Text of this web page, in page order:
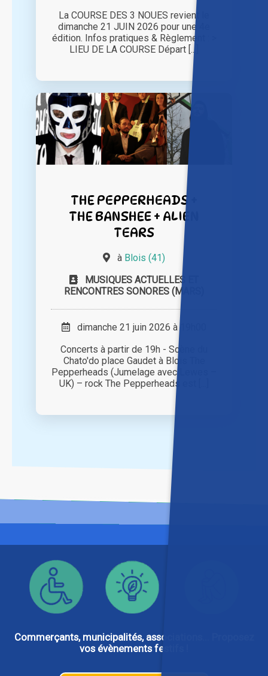
La COURSE DES 3 NOUES revient le
dimanche 21 JUIN 2026 pour une 4e
édition. Infos pratiques & Règlement : >
LIEU DE LA COURSE Départ [...]
THE PEPPERHEADS +
THE BANSHEE + ALIEN
TEARS
à Blois (41)
MUSIQUES ACTUELLES ET
RENCONTRES SONORES (MARS)
dimanche 21 juin 2026 à 19h00
Concerts à partir de 19h - Scène du
Chato'do place Gaudet à Blois The
Pepperheads (Jumelage avec Lewes –
UK) – rock The Pepperheads est [...]
Commerçants, municipalités, associations... Proposez
vos évènements festifs !